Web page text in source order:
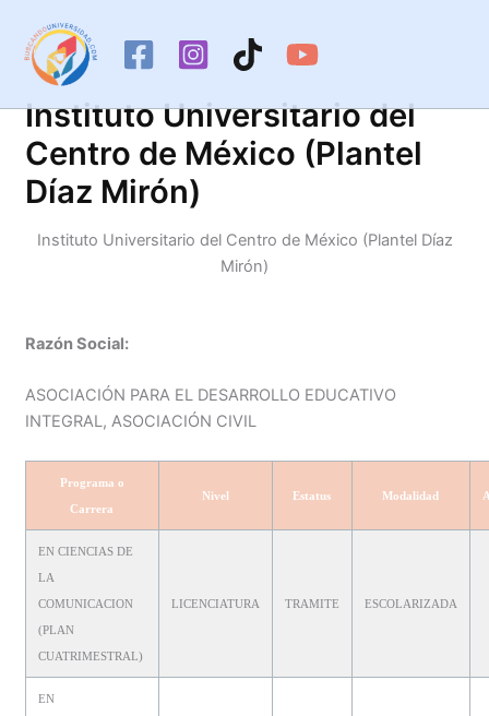
contenido
Instituto Universitario del
Centro de México (Plantel
Díaz Mirón)
Instituto Universitario del Centro de México (Plantel Díaz
Mirón)
Razón Social:
ASOCIACIÓN PARA EL DESARROLLO EDUCATIVO
INTEGRAL, ASOCIACIÓN CIVIL
Programa o
Carrera
Nivel Estatus Modalidad
EN CIENCIAS DE
LA
COMUNICACION
(PLAN
CUATRIMESTRAL)
LICENCIATURA TRAMITE ESCOLARIZADA
EN